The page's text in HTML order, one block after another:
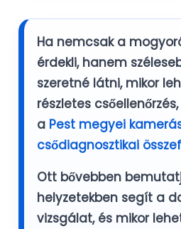
Ha nemcsak a
érdekli, hanem
szeretné látni, mikor
részletes
a Pest megyei
csődiagnosztikai
Ott bővebben
helyzetekben segít a
vizsgálat, és mikor